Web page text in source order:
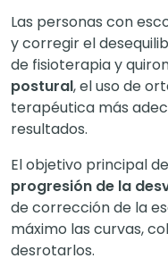
Las personas con
y corregir el
de fisioterapia y
postural, el uso de
terapéutica más
resultados.
El objetivo principal
progresión de la
de corrección de la
máximo las curvas,
desrotarlos.